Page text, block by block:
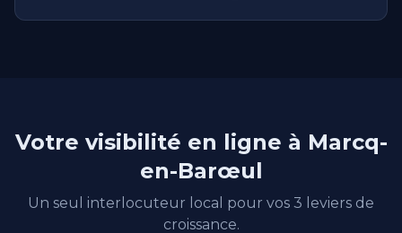
Votre visibilité en ligne à Marcq-
en-Barœul
Un seul interlocuteur local pour vos 3 leviers de
croissance.